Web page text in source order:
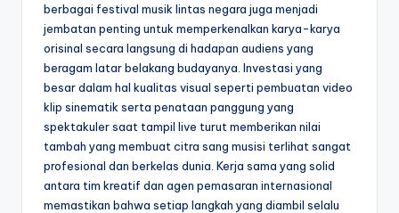
berbagai festival musik lintas negara juga menjadi
jembatan penting untuk memperkenalkan karya-karya
orisinal secara langsung di hadapan audiens yang
beragam latar belakang budayanya. Investasi yang
besar dalam hal kualitas visual seperti pembuatan video
klip sinematik serta penataan panggung yang
spektakuler saat tampil live turut memberikan nilai
tambah yang membuat citra sang musisi terlihat sangat
profesional dan berkelas dunia. Kerja sama yang solid
antara tim kreatif dan agen pemasaran internasional
memastikan bahwa setiap langkah yang diambil selalu